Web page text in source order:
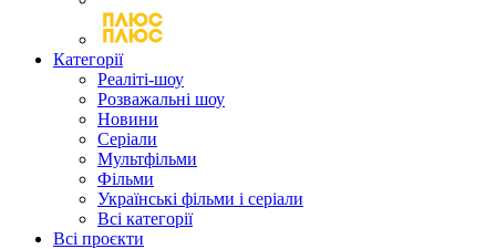
Категорії
Реаліті-шоу
Розважальні шоу
Новини
Серіали
Мультфільми
Фільми
Українські фільми і серіали
Всі категорії
Всі проєкти